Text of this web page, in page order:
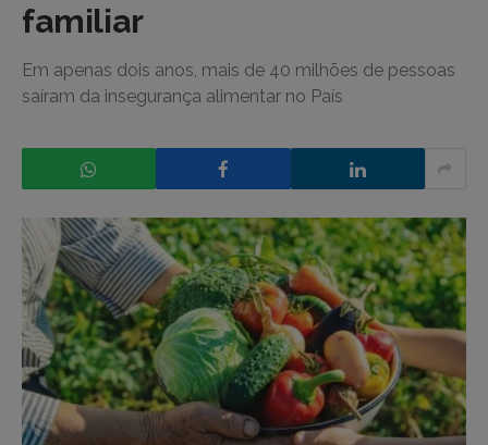
familiar
Em apenas dois anos, mais de 40 milhões de pessoas
saíram da insegurança alimentar no País